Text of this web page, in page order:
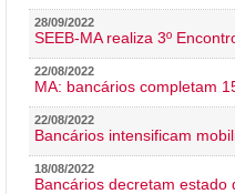
28/09/2022
SEEB-MA realiza 3º
22/08/2022
MA: bancários completam
22/08/2022
Bancários intensificam
18/08/2022
Bancários decretam